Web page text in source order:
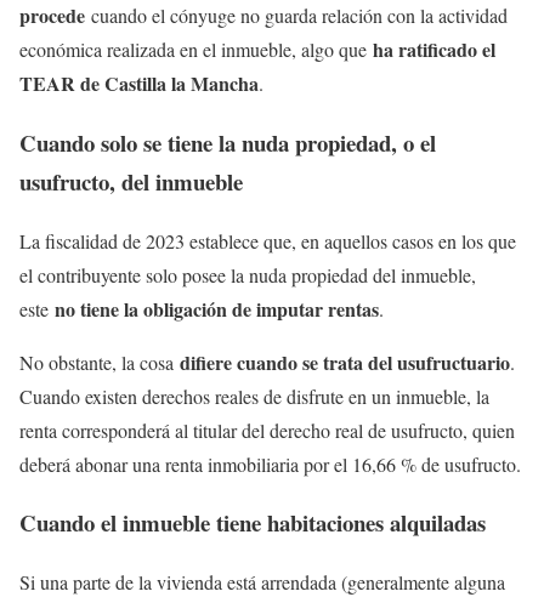
procede cuando el cónyuge no guarda relación con la actividad
económica realizada en el inmueble, algo que ha ratificado el
TEAR de Castilla la Mancha.
Cuando solo se tiene la nuda propiedad, o el
usufructo, del inmueble
La fiscalidad de 2023 establece que, en aquellos casos en los que
el contribuyente solo posee la nuda propiedad del inmueble,
este no tiene la obligación de imputar rentas.
No obstante, la cosa difiere cuando se trata del usufructuario.
Cuando existen derechos reales de disfrute en un inmueble, la
renta corresponderá al titular del derecho real de usufructo, quien
deberá abonar una renta inmobiliaria por el 16,66 % de usufructo.
Cuando el inmueble tiene habitaciones alquiladas
Si una parte de la vivienda está arrendada (generalmente alguna